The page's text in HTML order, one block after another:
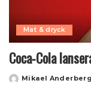
Mat & dryck
Coca‑Cola
Posted
Mikael